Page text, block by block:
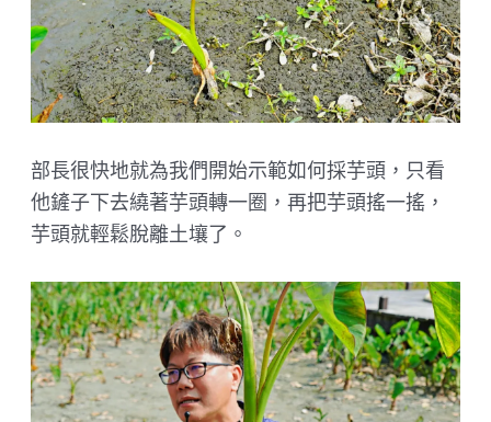
部長很快地就為我們開始示範如何採芋頭，只看
他鏟子下去繞著芋頭轉一圈，再把芋頭搖一搖，
芋頭就輕鬆脫離土壤了。